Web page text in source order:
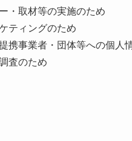
・取材等の実施のため
ティングのため
携事業者・団体等への個人
査のため